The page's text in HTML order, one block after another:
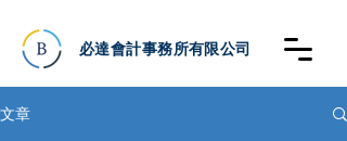
必達會計事務所有限公司
文章